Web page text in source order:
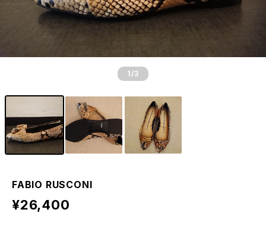
1 /3
FABIO RUSCONI
¥26,400